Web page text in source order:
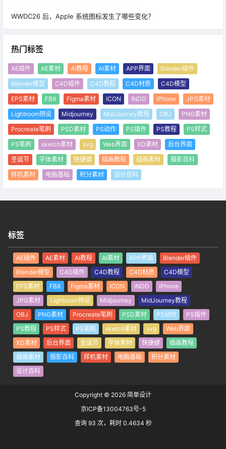
WWDC26 后，Apple 系统图标发生了哪些变化？
热门标签
AE插件 AE素材 AI教程 AI素材 APP界面
Blender插件
Blender模型
C4D插件 C4D教程 C4D材质
C4D模型
EPS素材
FBX Figma素材 ICON INDD iPhone
JPG素材
Lightroom预设
Midjourney MidJourney教程 OBJ
PNG素材
Procreate笔刷
PSD素材 PS动作 PS插件 PS教程
PS样式
PS笔刷
sketch素材 svg Web界面 XD素材
后台界面
圣诞节
字体素材 快捷键 插画教程 插画素材
摄影百科
样机素材
电脑基础 积分素材 设计百科
标签
AE插件 AE素材 AI教程 AI素材 APP界面
Blender插件
Blender模型
C4D插件 C4D教程 C4D材质
C4D模型
EPS素材
FBX Figma素材 ICON INDD
iPhone
JPG素材
Lightroom预设 Midjourney
MidJourney教程
OBJ
PNG素材 Procreate笔刷 PSD素材 PS动作
PS插件
PS教程
PS样式 PS笔刷 sketch素材 svg
Web界面
XD素材
后台界面 圣诞节 字体素材 快捷键
插画教程
插画素材
摄影百科 样机素材 电脑基础
积分素材
设计百科
Copyright © 2026 简单设计
京ICP备13004763号-5
查询 93 次，耗时 0.4634 秒